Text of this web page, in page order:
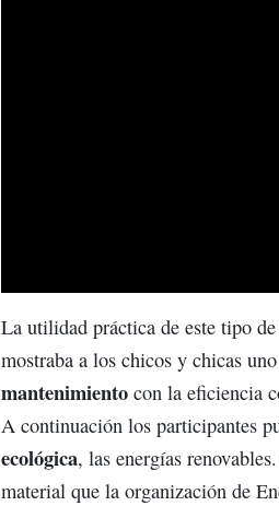
La utilidad práctica de este tipo
mostraba a los chicos y chicas
mantenimiento con la eficiencia
A continuación los participantes
ecológica, las energías
material que la organización de